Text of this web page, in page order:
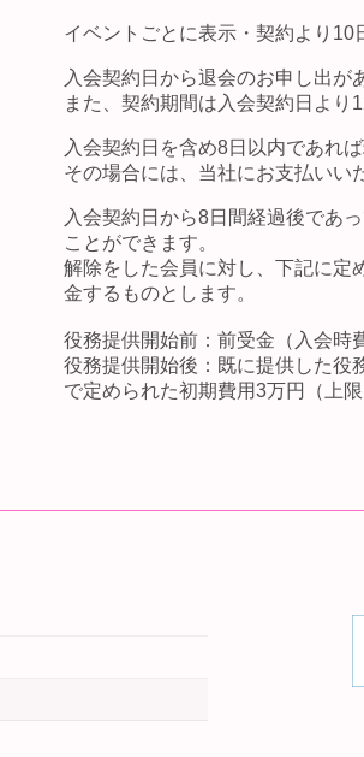
イベントごとに表示・契約より10
入会契約日から退会のお申し出が
また、契約期間は入会契約日より
入会契約日を含め8日以内であれ
その場合には、当社にお支払いい
入会契約日から8日間経過後であ
ことができます。
解除をした会員に対し、下記に定
金するものとします。
役務提供開始前：前受金（入会時
役務提供開始後：既に提供した役
で定められた初期費用3万円（上